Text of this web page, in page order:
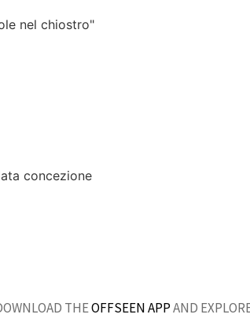
nel chiostro"
concezione
THEOFFSEEN APPAND